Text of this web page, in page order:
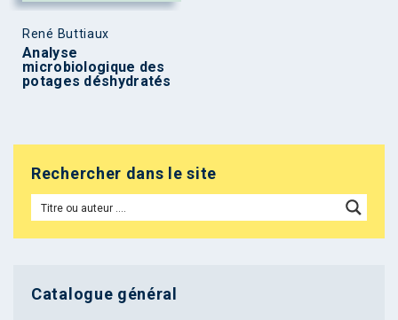
René Buttiaux
Analyse
microbiologique des
potages déshydratés
Rechercher dans le site
Catalogue général